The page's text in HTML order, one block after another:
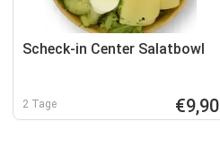
Scheck-in Center Salatbowl
2 Tage €9,90